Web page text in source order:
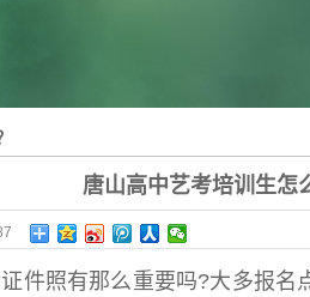
唐山高中艺考培训生怎
件照有那么重要吗?大多报名